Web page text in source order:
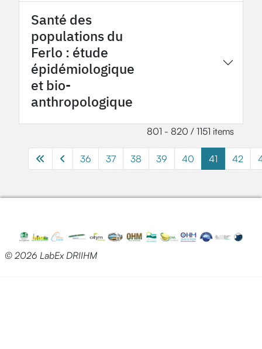
Santé des
populations du
Ferlo : étude
épidémiologique
et bio-
anthropologique
801 - 820 / 1151 items
36 37 38 39 40 41 42
© 2026 LabEx DRIIHM